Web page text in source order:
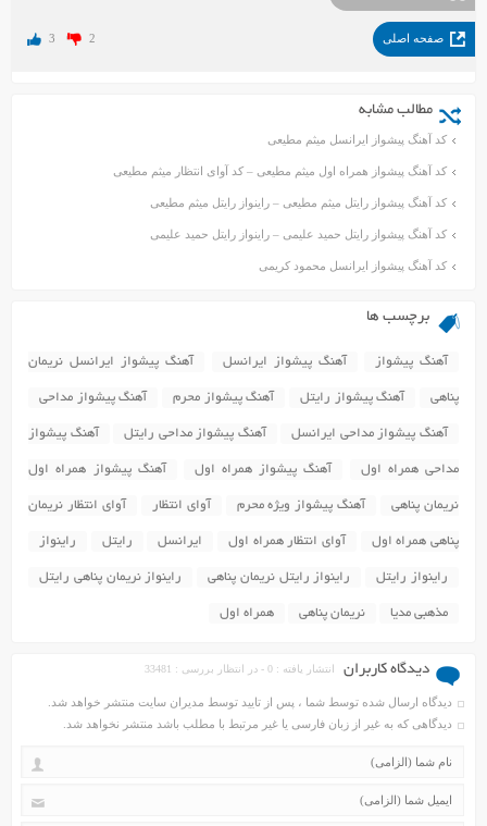
صفحه اصلی 3 2
مطالب مشابه
کد آهنگ پیشواز ایرانسل میثم مطیعی
کد آهنگ پیشواز همراه اول میثم مطیعی – کد آوای انتظار میثم مطیعی
کد آهنگ پیشواز رایتل میثم مطیعی – راینواز رایتل میثم مطیعی
کد آهنگ پیشواز رایتل حمید علیمی – راینواز رایتل حمید علیمی
کد آهنگ پیشواز ایرانسل محمود کریمی
برچسب ها
آهنگ پیشواز آهنگ پیشواز ایرانسل آهنگ پیشواز ایرانسل نریمان
پناهی آهنگ پیشواز رایتل آهنگ پیشواز محرم آهنگ پیشواز مداحی
آهنگ پیشواز مداحی ایرانسل آهنگ پیشواز مداحی رایتل آهنگ پیشواز
مداحی همراه اول آهنگ پیشواز همراه اول آهنگ پیشواز همراه اول
نریمان پناهی آهنگ پیشواز ویژه محرم آوای انتظار آوای انتظار نریمان
پناهی همراه اول آوای انتظار همراه اول ایرانسل رایتل راینواز
راینواز رایتل راینواز رایتل نریمان پناهی راینواز نریمان پناهی رایتل
مذهبی مدیا نریمان پناهی همراه اول
دیدگاه کاربران انتشار یافته : 0 - در انتظار بررسی : 33481
دیدگاه ارسال شده توسط شما ، پس از تایید توسط مدیران سایت منتشر خواهد شد.
دیدگاهی که به غیر از زبان فارسی یا غیر مرتبط با مطلب باشد منتشر نخواهد شد.